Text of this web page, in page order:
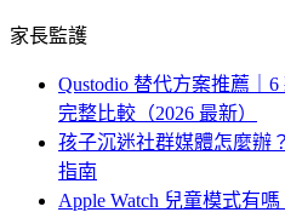
家長監護
Qustodio 替代方案推薦｜6
完整比較（2026 最新）
孩子沉迷社群媒體怎麼辦
指南
Apple Watch 兒童模式有